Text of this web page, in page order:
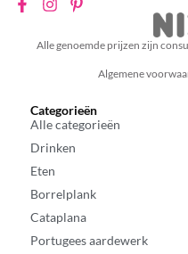
Alle genoemde prijzen zijn
Algemene
Categorieën
Alle categorieën
Drinken
Eten
Borrelplank
Cataplana
Portugees aardewerk